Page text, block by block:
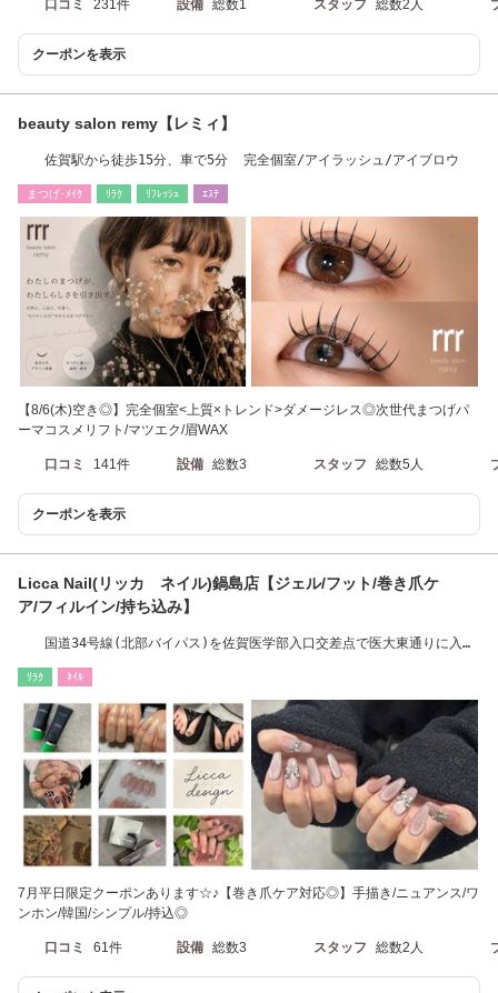
口コミ 231件 設備 総数1 スタッフ 総数2人
クーポンを表示
beauty salon remy【レミィ】
佐賀駅から徒歩15分、車で5分 完全個室/アイラッシュ/アイブロウ
まつげ･ﾒｲｸ ﾘﾗｸ ﾘﾌﾚｯｼｭ ｴｽﾃ
【8/6(木)空き◎】完全個室<上質×トレンド>ダメージレス◎次世代まつげパ
ーマコスメリフト/マツエク/眉WAX
口コミ 141件 設備 総数3 スタッフ 総数5人
クーポンを表示
Licca Nail(リッカ ネイル)鍋島店【ジェル/フット/巻き爪ケ
ア/フィルイン/持ち込み】
国道34号線(北部バイパス)を佐賀医学部入口交差点で医大東通りに入り
ﾘﾗｸ ﾈｲﾙ
7月平日限定クーポンあります☆♪【巻き爪ケア対応◎】手描き/ニュアンス/ワ
ンホン/韓国/シンプル/持込◎
口コミ 61件 設備 総数3 スタッフ 総数2人